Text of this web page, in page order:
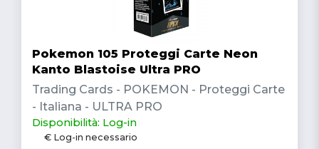
Pokemon 105 Proteggi Carte Neon
Kanto Blastoise Ultra PRO
Trading Cards - POKEMON - Proteggi Carte
- Italiana - ULTRA PRO
Disponibilità: Log-in
€ Log-in necessario